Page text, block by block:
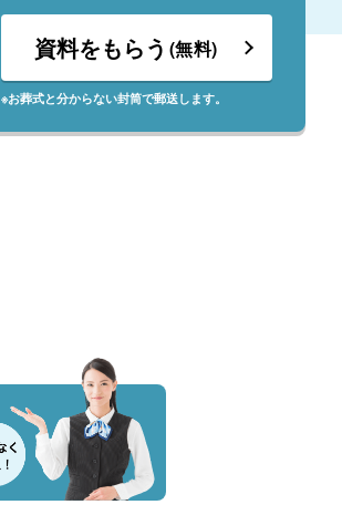
資料をもらう (無料)
※お葬式と分からない封筒で郵送します。